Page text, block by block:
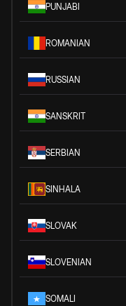
PUNJABI
ROMANIAN
RUSSIAN
SANSKRIT
SERBIAN
SINHALA
SLOVAK
SLOVENIAN
SOMALI